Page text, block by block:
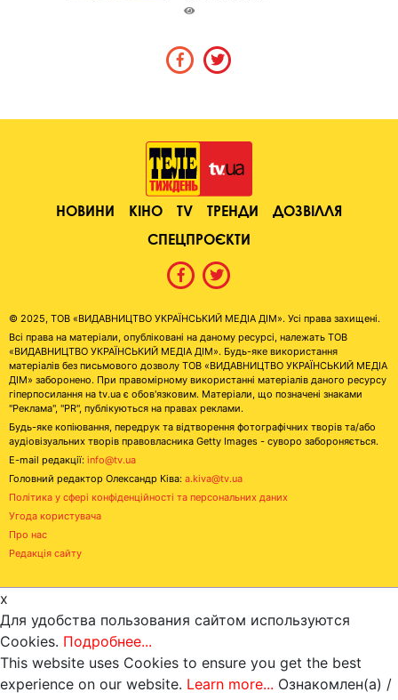
НОВИНИ КІНО TV ТРЕНДИ
ДОЗВІЛЛЯ
СПЕЦПРОЄКТИ
© 2025, ТОВ «ВИДАВНИЦТВО УКРАЇНСЬКИЙ МЕДІА ДІМ». Усі права захищені.
Всі права на матеріали, опубліковані на даному ресурсі, належать ТОВ
«ВИДАВНИЦТВО УКРАЇНСЬКИЙ МЕДІА ДІМ». Будь-яке використання
матеріалів без письмового дозволу ТОВ «ВИДАВНИЦТВО УКРАЇНСЬКИЙ МЕДІА
ДІМ» заборонено. При правомірному використанні матеріалів даного ресурсу
гіперпосилання на tv.ua є обов'язковим. Матеріали, що позначені знаками
"Реклама", "PR", публікуються на правах реклами.
Будь-яке копіювання, передрук та відтворення фотографічних творів та/або
аудіовізуальних творів правовласника Getty Images - суворо забороняється.
E-mail редакції: info@tv.ua
Головний редактор Олександр Ківа: a.kiva@tv.ua
Політика у сфері конфіденційності та персональних даних
Угода користувача
Про нас
Редакція сайту
x
Для удобства пользования сайтом используются
Cookies. Подробнее...
This website uses Cookies to ensure you get the best
experience on our website. Learn more... Ознакомлен(а) /